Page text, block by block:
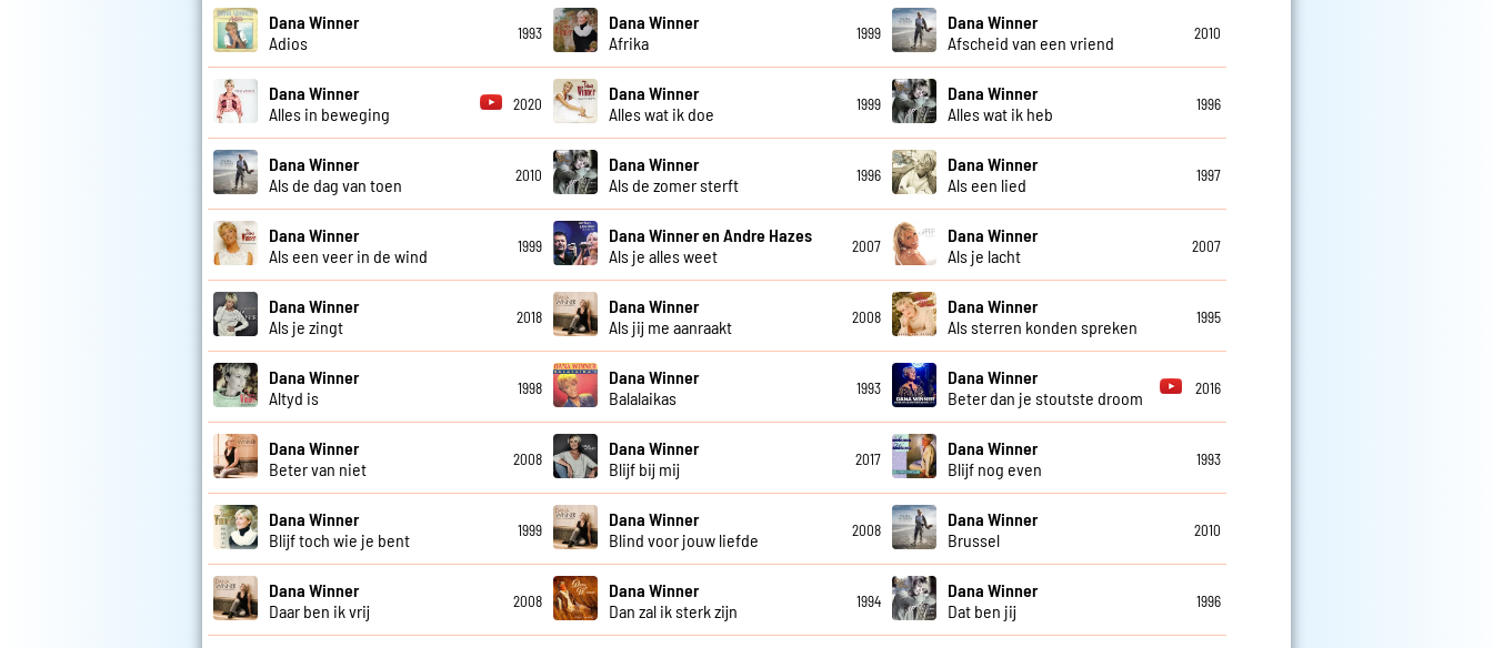
Dana Winner
Adios
1993
Dana Winner
Afrika
1999
Dana Winner
Afscheid van een vriend
2010
Dana Winner
Alles in beweging
2020
Dana Winner
Alles wat ik doe
1999
Dana Winner
Alles wat ik heb
1996
Dana Winner
Als de dag van toen
2010
Dana Winner
Als de zomer sterft
1996
Dana Winner
Als een lied
1997
Dana Winner
Als een veer in de wind
1999
Dana Winner en Andre Hazes
Als je alles weet
2007
Dana Winner
Als je lacht
2007
Dana Winner
Als je zingt
2018
Dana Winner
Als jij me aanraakt
2008
Dana Winner
Als sterren konden spreken
1995
Dana Winner
Altyd is
1998
Dana Winner
Balalaikas
1993
Dana Winner
Beter dan je stoutste droom
2016
Dana Winner
Beter van niet
2008
Dana Winner
Blijf bij mij
2017
Dana Winner
Blijf nog even
1993
Dana Winner
Blijf toch wie je bent
1999
Dana Winner
Blind voor jouw liefde
2008
Dana Winner
Brussel
2010
Dana Winner
Daar ben ik vrij
2008
Dana Winner
Dan zal ik sterk zijn
1994
Dana Winner
Dat ben jij
1996